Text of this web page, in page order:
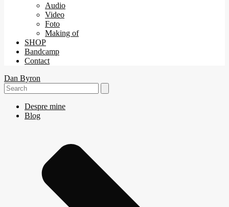
Audio
Video
Foto
Making of
SHOP
Bandcamp
Contact
Dan Byron
Search
for:
Despre mine
Blog